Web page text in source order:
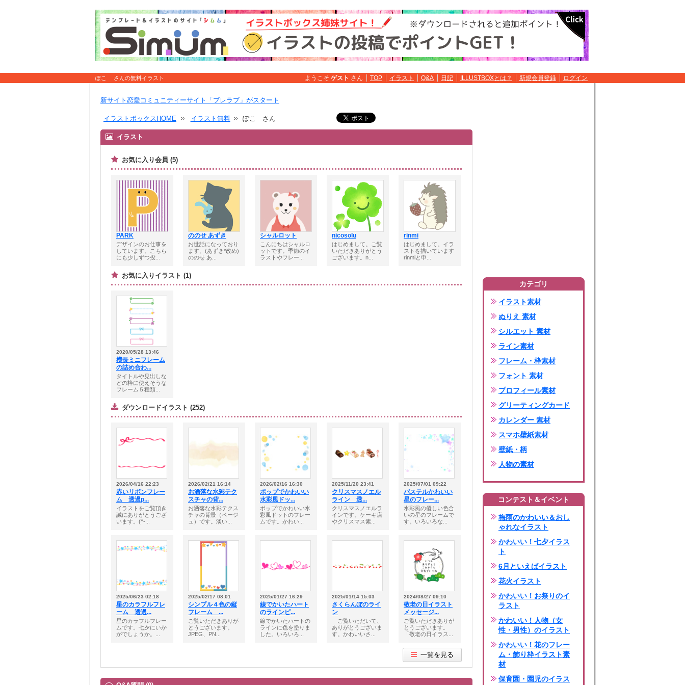
ぽこ さんの無料イラスト ようこそ ゲスト さん TOP イラスト Q&A 日記 ILLUSTBOXとは？ 新規会員登録 ログイン
新サイト恋愛コミュニティーサイト「ブレラブ」がスタート
イラストボックスHOME イラスト無料 ぽこ さん
イラスト
お気に入り会員 (5)
PARK
デザインのお仕事を
しています。こちら
にも少しずつ投...
ののせ あずき
お世話になっており
ます、(あずき*改め)
ののせ あ...
シャルロット
こんにちはシャルロ
ットです。季節のイ
ラストやフレー...
nicosolu
はじめまして。ご覧
いただきありがとう
ございます。n...
rinmi
はじめまして。イラ
ストを描いています
rinmiと申...
お気に入りイラスト (1)
2020/05/28 13:46
横長ミニフレーム
の詰め合わ...
タイトルや見出しな
どの枠に使えそうな
フレーム５種類...
ダウンロードイラスト (252)
2026/04/16 22:23
赤いリボンフレー
ム 透過p...
イラストをご覧頂き
誠にありがとうござ
います。(^-...
2026/02/21 16:14
お洒落な水彩テク
スチャの背...
お洒落な水彩テクス
チャの背景（ベージ
ュ）です。淡い...
2026/02/16 16:30
ポップでかわいい
水彩風ドッ...
ポップでかわいい水
彩風ドットのフレー
ムです。かわい...
2025/11/20 23:41
クリスマスノエル
ライン 透...
クリスマスノエルラ
インです。ケーキ店
やクリスマス素...
2025/07/01 09:22
パステルかわいい
星のフレー...
水彩風の優しい色合
いの星のフレームで
す。いろいろな...
2025/06/23 02:18
星のカラフルフレ
ーム 透過...
星のカラフルフレー
ムです。七夕にいか
がでしょうか。...
2025/02/17 08:01
シンプル４色の縦
フレーム ...
ご覧いただきありが
とうございます。
JPEG、PN...
2025/01/27 16:29
線でかいたハート
のラインピ...
線でかいたハートの
ラインに色を塗りま
した。いろいろ...
2025/01/14 15:03
さくらんぼのライ
ン
ご覧いただいて、
ありがとうございま
す。かわいいさ...
2024/08/27 09:10
敬老の日イラスト
メッセージ...
ご覧いただきありが
とうございます。
「敬老の日イラス...
一覧を見る
カテゴリ
イラスト素材
ぬりえ 素材
シルエット 素材
ライン素材
フレーム・枠素材
フォント 素材
プロフィール素材
グリーティングカード
カレンダー 素材
スマホ壁紙素材
壁紙・柄
人物の素材
コンテスト＆イベント
梅雨のかわいい＆おし
ゃれなイラスト
かわいい！七夕イラス
ト
6月といえばイラスト
花火イラスト
かわいい！お祭りのイ
ラスト
かわいい！人物（女
性・男性）のイラスト
かわいい！花のフレー
ム・飾り枠イラスト素
材
保育園・園児のイラス